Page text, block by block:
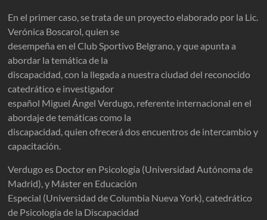
En el primer caso, se trata de un proyecto elaborado por la Lic.
Verónica Boscarol, quien se
desempeña en el Club Sportivo Belgrano, y que apunta a
abordar la temática de la
discapacidad, con la llegada a nuestra ciudad del reconocido
catedrático e investigador
español Miguel Ángel Verdugo, referente internacional en el
abordaje de temáticas como la
discapacidad, quien ofrecerá dos encuentros de intercambio y
capacitación.
Verdugo es Doctor en Psicología (Universidad Autónoma de
Madrid), y Máster en Educación
Especial (Universidad de Columbia Nueva York), catedrático
de Psicología de la Discapacidad